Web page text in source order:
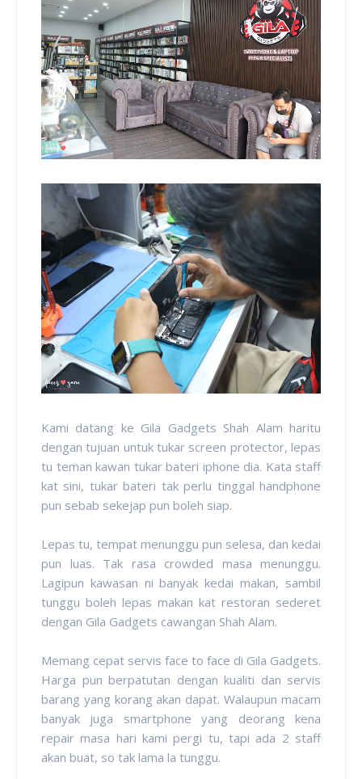
Kami datang ke Gila Gadgets Shah Alam haritu
dengan tujuan untuk tukar screen protector, lepas
tu teman kawan tukar bateri iphone dia. Kata staff
kat sini, tukar bateri tak perlu tinggal handphone
pun sebab sekejap pun boleh siap.
Lepas tu, tempat menunggu pun selesa, dan kedai
pun luas. Tak rasa crowded masa menunggu.
Lagipun kawasan ni banyak kedai makan, sambil
tunggu boleh lepas makan kat restoran sederet
dengan Gila Gadgets cawangan Shah Alam.
Memang cepat servis face to face di Gila Gadgets.
Harga pun berpatutan dengan kualiti dan servis
barang yang korang akan dapat. Walaupun macam
banyak juga smartphone yang deorang kena
repair masa hari kami pergi tu, tapi ada 2 staff
akan buat, so tak lama la tunggu.